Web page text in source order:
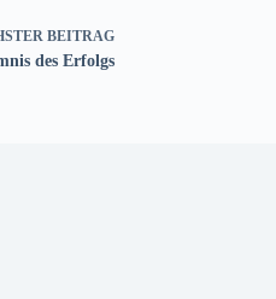
BEITRAG
des Erfolgs